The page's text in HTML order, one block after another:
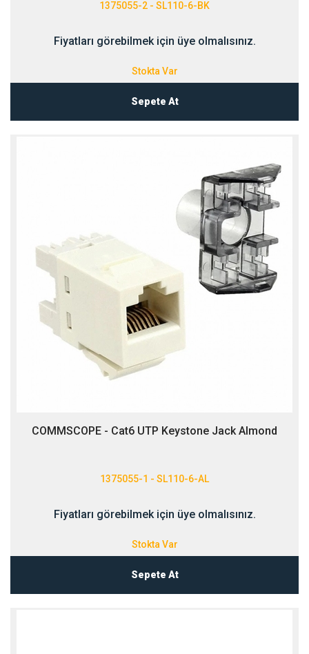
1375055-2 - SL110-6-BK
Fiyatları görebilmek için üye olmalısınız.
Stokta Var
Sepete At
COMMSCOPE - Cat6 UTP Keystone Jack Almond
1375055-1 - SL110-6-AL
Fiyatları görebilmek için üye olmalısınız.
Stokta Var
Sepete At